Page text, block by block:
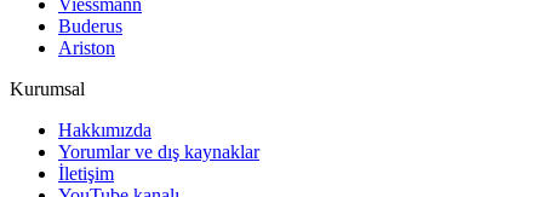
Viessmann
Buderus
Ariston
Kurumsal
Hakkımızda
Yorumlar ve dış kaynaklar
İletişim